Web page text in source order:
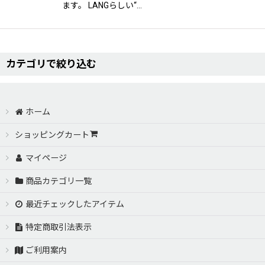
ます。 LANGらしい“…
カテゴリで絞り込む
S15 SILVIA（S15シルビア）
S14SILVIA Kouki（S14シルビア 後期型）
Z33 FAIRLADY Z（Z33 フェアレディゼット）
SE3P RX-8（アールエックスエイト）
ホーム
ショッピングカート
マイページ
商品カテゴリ一覧
最近チェックしたアイテム
特定商取引法表示
ご利用案内